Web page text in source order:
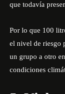
que todavía
Por lo que 100
el nivel de riesgo
un grupo a otro
condiciones